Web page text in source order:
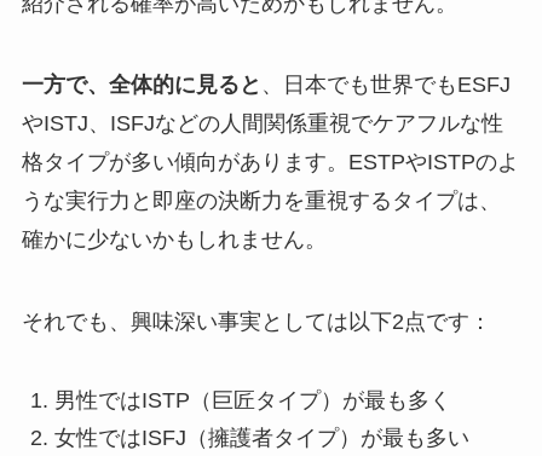
一方で、全体的に見ると 、日本でも世界でもESFJ
やISTJ、ISFJなどの人間関係重視でケアフルな性
格タイプが多い傾向があります。ESTPやISTPのよ
うな実行力と即座の決断力を重視するタイプは、
確かに少ないかもしれません。
それでも、興味深い事実としては以下2点です：
男性ではISTP（巨匠タイプ）が最も多く
女性ではISFJ（擁護者タイプ）が最も多い